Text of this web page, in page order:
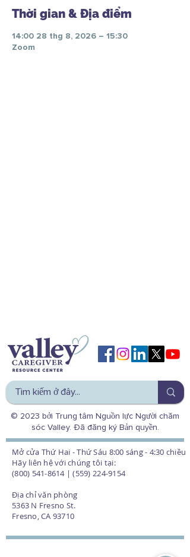
Thời gian & Địa điểm
14:00 28 thg 8, 2026 – 15:30
Zoom
© 2023 bởi Trung tâm Nguồn lực Người chăm
sóc Valley. Đã đăng ký Bản quyền.
Mở cửa Thứ Hai - Thứ Sáu 8:00 sáng - 4:30 chiều
Hãy liên hệ với chúng tôi tại:
(800) 541-8614 | (559) 224-9154
Địa chỉ văn phòng
5363 N Fresno St.
Fresno, CA 93710